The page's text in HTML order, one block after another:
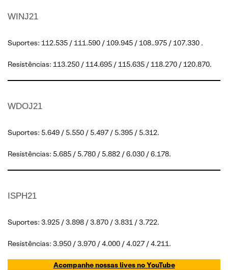
WINJ21
Suportes: 112.535 / 111.590 / 109.945 / 108..975 / 107.330 .
Resistências: 113.250 / 114.695 / 115.635 / 118.270 / 120.870.
WDOJ21
Suportes: 5.649 / 5.550 / 5.497 / 5.395 / 5.312.
Resistências: 5.685 / 5.780 / 5.882 / 6.030 / 6.178.
ISPH21
Suportes: 3.925 / 3.898 / 3.870 / 3.831 / 3.722.
Resistências: 3.950 / 3.970 / 4.000 / 4.027 / 4.211.
Acompanhe nossas lives no YouTube